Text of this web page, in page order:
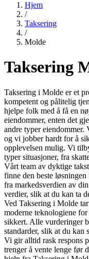
Hjem
/
Taksering
/
Molde
Taksering
Taksering i Molde er et
kompetent og pålitelig
hjelpe folk med å få en
eiendommer, enten det
andre typer eiendommer.
og vi jobber hardt for å
opplevelsen mulig. Vi
typer situasjoner, fra
Vårt team av dyktige
finne den beste
fra markedsverdien av
verdier, slik at du kan ta
Ved Taksering i Molde
moderne teknologiene
sikkert. Alle vurderinger
standarder, slik at du kan
Vi gir alltid rask respons
trenger å vente lenge før